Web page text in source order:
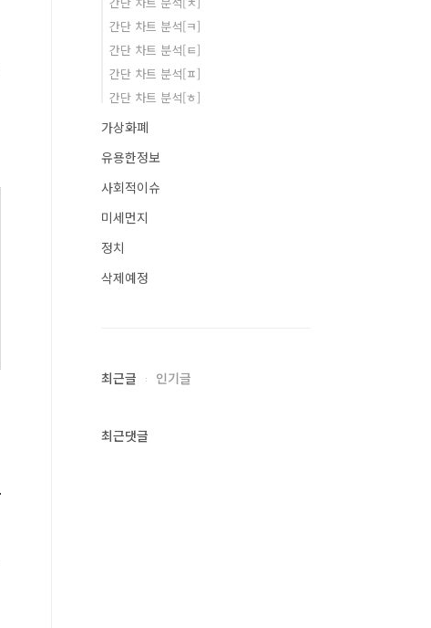
간단 차트 분석[ㅋ]
간단 차트 분석[ㅌ]
간단 차트 분석[ㅍ]
간단 차트 분석[ㅎ]
가상화폐
유용한정보
사회적이슈
미세먼지
정치
삭제예정
최근글 인기글
최근댓글